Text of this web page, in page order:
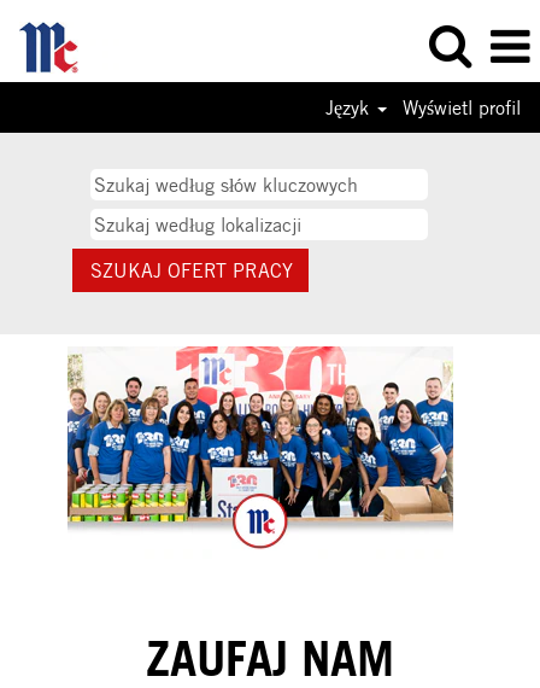
Język Wyświetl profil
ZAUFAJ NAM